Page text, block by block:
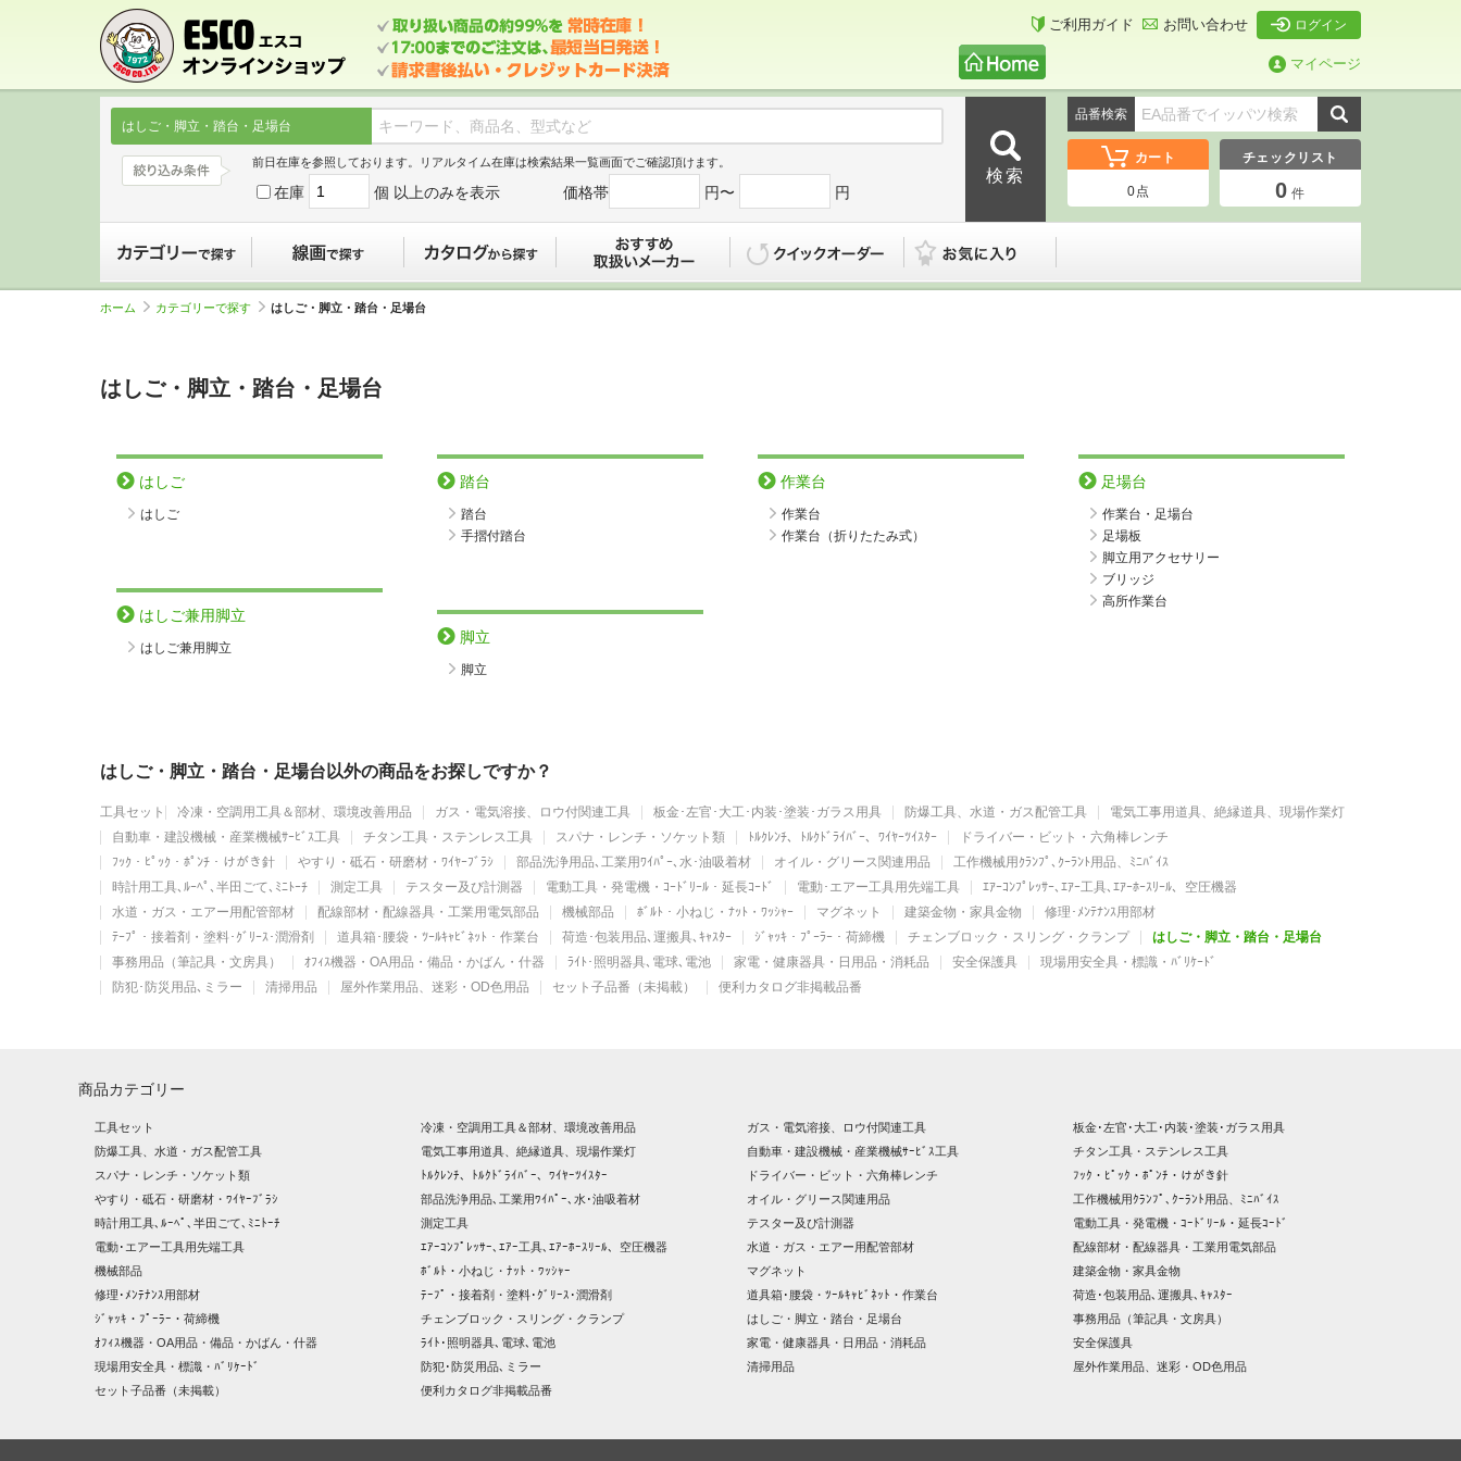
ご利用ガイド お問い合わせ ログイン
マイページ
はしご・脚立・踏台・足場台
前日在庫を参照しております。リアルタイム在庫は検索結果一覧画面でご確認頂けます。
在庫 個 以上のみを表示 価格帯 円〜 円
品番検索
カート
0点
チェックリスト
0 件
ホーム カテゴリーで探す はしご・脚立・踏台・足場台
はしご・脚立・踏台・足場台
はしご
はしご
はしご兼用脚立
はしご兼用脚立
踏台
踏台
手摺付踏台
脚立
脚立
作業台
作業台
作業台（折りたたみ式）
足場台
作業台・足場台
足場板
脚立用アクセサリー
ブリッジ
高所作業台
はしご・脚立・踏台・足場台以外の商品をお探しですか？
工具セット 冷凍・空調用工具＆部材、環境改善用品 ガス・電気溶接、ロウ付関連工具 板金･左官･大工･内装･塗装･ガラス用具 防爆工具、水道・ガス配管工具
電気工事用道具、絶縁道具、現場作業灯
自動車・建設機械・産業機械ｻｰﾋﾞｽ工具
チタン工具・ステンレス工具 スパナ・レンチ・ソケット類 ﾄﾙｸﾚﾝﾁ、ﾄﾙｸﾄﾞﾗｲﾊﾞｰ、ﾜｲﾔｰﾂｲｽﾀｰ
ドライバー・ビット・六角棒レンチ
ﾌｯｸ・ﾋﾟｯｸ・ﾎﾟﾝﾁ・けがき針
やすり・砥石・研磨材・ﾜｲﾔｰﾌﾞﾗｼ 部品洗浄用品､工業用ﾜｲﾊﾟｰ､水･油吸着材 オイル・グリース関連用品
工作機械用ｸﾗﾝﾌﾟ､ｸｰﾗﾝﾄ用品、ﾐﾆﾊﾞｲｽ
時計用工具､ﾙｰﾍﾟ､半田ごて､ﾐﾆﾄｰﾁ
測定工具 テスター及び計測器 電動工具・発電機・ｺｰﾄﾞﾘｰﾙ・延長ｺｰﾄﾞ 電動･エアー工具用先端工具
ｴｱｰｺﾝﾌﾟﾚｯｻｰ､ｴｱｰ工具､ｴｱｰﾎｰｽﾘｰﾙ、空圧機器
水道・ガス・エアー用配管部材
配線部材・配線器具・工業用電気部品 機械部品 ﾎﾞﾙﾄ・小ねじ・ﾅｯﾄ・ﾜｯｼｬｰ マグネット 建築金物・家具金物
修理･ﾒﾝﾃﾅﾝｽ用部材
ﾃｰﾌﾟ・接着剤・塗料･ｸﾞﾘｰｽ･潤滑剤
道具箱･腰袋・ﾂｰﾙｷｬﾋﾞﾈｯﾄ・作業台 荷造･包装用品､運搬具､ｷｬｽﾀｰ ｼﾞｬｯｷ・ﾌﾟｰﾗｰ・荷締機 チェンブロック・スリング・クランプ
はしご・脚立・踏台・足場台
事務用品（筆記具・文房具）
ｵﾌｨｽ機器・OA用品・備品・かばん・什器 ﾗｲﾄ･照明器具､電球､電池 家電・健康器具・日用品・消耗品 安全保護具
現場用安全具・標識・ﾊﾞﾘｹｰﾄﾞ
防犯･防災用品､ミラー
清掃用品 屋外作業用品、迷彩・OD色用品 セット子品番（未掲載） 便利カタログ非掲載品番
商品カテゴリー
工具セット 冷凍・空調用工具＆部材、環境改善用品 ガス・電気溶接、ロウ付関連工具
板金･左官･大工･内装･塗装･ガラス用具
防爆工具、水道・ガス配管工具
電気工事用道具、絶縁道具、現場作業灯 自動車・建設機械・産業機械ｻｰﾋﾞｽ工具
チタン工具・ステンレス工具
スパナ・レンチ・ソケット類
ﾄﾙｸﾚﾝﾁ、ﾄﾙｸﾄﾞﾗｲﾊﾞｰ、ﾜｲﾔｰﾂｲｽﾀｰ ドライバー・ビット・六角棒レンチ
ﾌｯｸ・ﾋﾟｯｸ・ﾎﾟﾝﾁ・けがき針
やすり・砥石・研磨材・ﾜｲﾔｰﾌﾞﾗｼ
部品洗浄用品､工業用ﾜｲﾊﾟｰ､水･油吸着材 オイル・グリース関連用品
工作機械用ｸﾗﾝﾌﾟ､ｸｰﾗﾝﾄ用品、ﾐﾆﾊﾞｲｽ
時計用工具､ﾙｰﾍﾟ､半田ごて､ﾐﾆﾄｰﾁ
測定工具 テスター及び計測器
電動工具・発電機・ｺｰﾄﾞﾘｰﾙ・延長ｺｰﾄﾞ
電動･エアー工具用先端工具
ｴｱｰｺﾝﾌﾟﾚｯｻｰ､ｴｱｰ工具､ｴｱｰﾎｰｽﾘｰﾙ、空圧機器 水道・ガス・エアー用配管部材
配線部材・配線器具・工業用電気部品
機械部品
ﾎﾞﾙﾄ・小ねじ・ﾅｯﾄ・ﾜｯｼｬｰ マグネット
建築金物・家具金物
修理･ﾒﾝﾃﾅﾝｽ用部材
ﾃｰﾌﾟ・接着剤・塗料･ｸﾞﾘｰｽ･潤滑剤 道具箱･腰袋・ﾂｰﾙｷｬﾋﾞﾈｯﾄ・作業台
荷造･包装用品､運搬具､ｷｬｽﾀｰ
ｼﾞｬｯｷ・ﾌﾟｰﾗｰ・荷締機
チェンブロック・スリング・クランプ はしご・脚立・踏台・足場台
事務用品（筆記具・文房具）
ｵﾌｨｽ機器・OA用品・備品・かばん・什器
ﾗｲﾄ･照明器具､電球､電池 家電・健康器具・日用品・消耗品
安全保護具
現場用安全具・標識・ﾊﾞﾘｹｰﾄﾞ
防犯･防災用品､ミラー 清掃用品
屋外作業用品、迷彩・OD色用品
セット子品番（未掲載）
便利カタログ非掲載品番